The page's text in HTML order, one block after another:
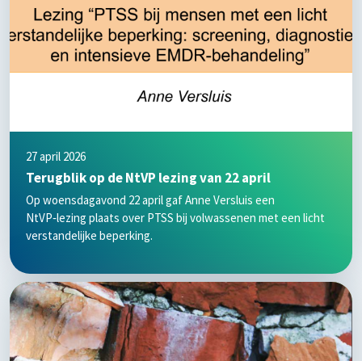
27 april 2026
Terugblik op de NtVP lezing van 22 april
Op woensdagavond 22 april gaf Anne Versluis een
NtVP‑lezing plaats over PTSS bij volwassenen met een licht
verstandelijke beperking.